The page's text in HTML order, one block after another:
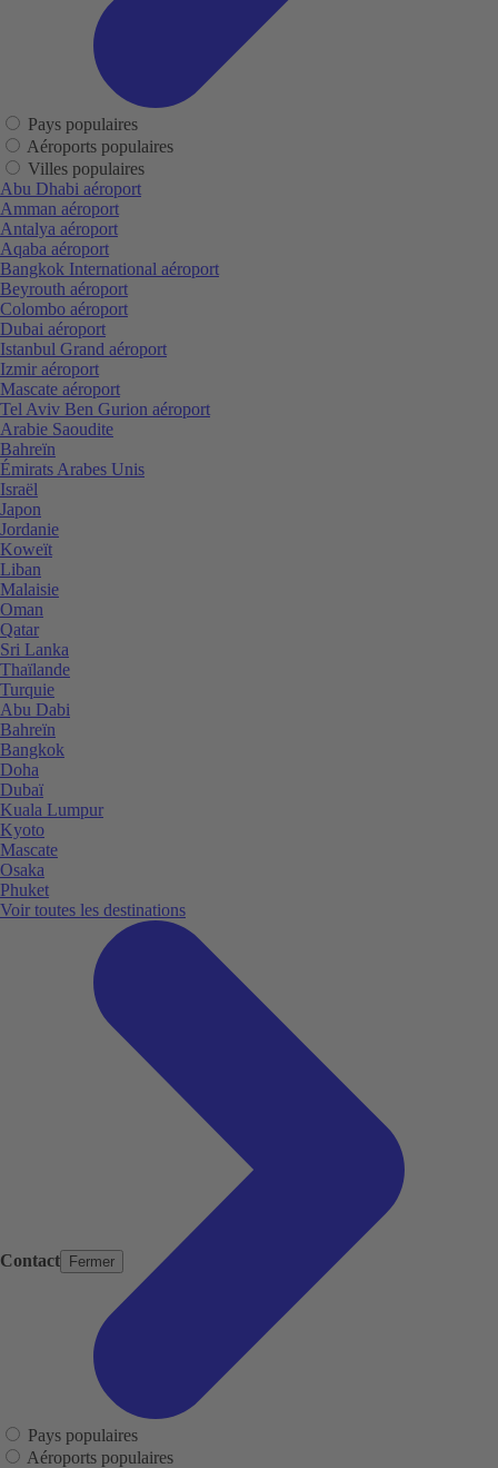
Contact Fermer
Pays populaires
Aéroports populaires
Villes populaires
Abu Dhabi aéroport
Amman aéroport
Antalya aéroport
Aqaba aéroport
Bangkok International aéroport
Beyrouth aéroport
Colombo aéroport
Dubai aéroport
Istanbul Grand aéroport
Izmir aéroport
Mascate aéroport
Tel Aviv Ben Gurion aéroport
Arabie Saoudite
Bahreïn
Émirats Arabes Unis
Israël
Japon
Jordanie
Koweït
Liban
Malaisie
Oman
Qatar
Sri Lanka
Thaïlande
Turquie
Abu Dabi
Bahreïn
Bangkok
Doha
Dubaï
Kuala Lumpur
Kyoto
Mascate
Osaka
Phuket
Voir toutes les destinations
Pays populaires
Aéroports populaires